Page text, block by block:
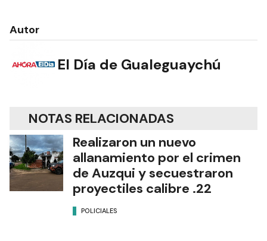
Autor
El Día de Gualeguaychú
NOTAS RELACIONADAS
Realizaron un nuevo
allanamiento por el crimen
de Auzqui y secuestraron
proyectiles calibre .22
POLICIALES